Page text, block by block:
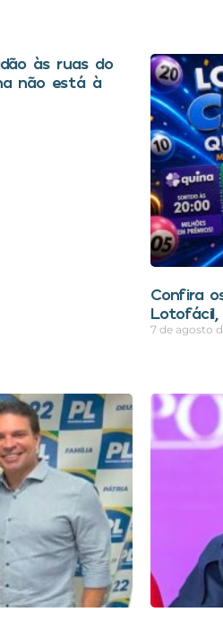
às ruas do
não está à
Confira
7 de agosto